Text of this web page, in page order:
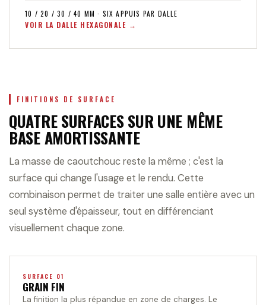
10 / 20 / 30 / 40 MM · SIX APPUIS PAR DALLE
VOIR LA DALLE HEXAGONALE
FINITIONS DE SURFACE
QUATRE SURFACES SUR UNE MÊME
BASE AMORTISSANTE
La masse de caoutchouc reste la même ; c'est la
surface qui change l'usage et le rendu. Cette
combinaison permet de traiter une salle entière avec un
seul système d'épaisseur, tout en différenciant
visuellement chaque zone.
SURFACE 01
GRAIN FIN
La finition la plus répandue en zone de charges. Le